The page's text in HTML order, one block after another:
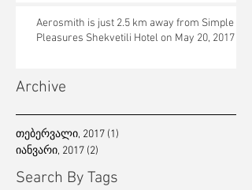
Aerosmith is just 2.5 km away from Simple
Pleasures Shekvetili Hotel on May 20, 2017
Archive
თებერვალი, 2017 (1)
იანვარი, 2017 (2)
Search By Tags